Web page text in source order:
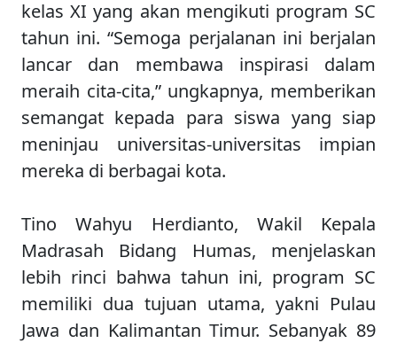
kelas XI yang akan mengikuti program SC
tahun ini. “Semoga perjalanan ini berjalan
lancar dan membawa inspirasi dalam
meraih cita-cita,” ungkapnya, memberikan
semangat kepada para siswa yang siap
meninjau universitas-universitas impian
mereka di berbagai kota.
Tino Wahyu Herdianto, Wakil Kepala
Madrasah Bidang Humas, menjelaskan
lebih rinci bahwa tahun ini, program SC
memiliki dua tujuan utama, yakni Pulau
Jawa dan Kalimantan Timur. Sebanyak 89